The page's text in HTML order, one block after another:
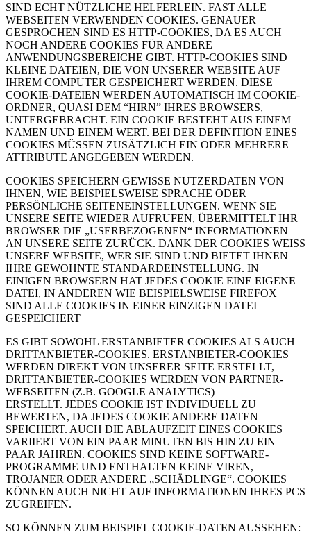
SIND ECHT NÜTZLICHE HELFERLEIN. FAST ALLE
WEBSEITEN VERWENDEN COOKIES. GENAUER
GESPROCHEN SIND ES HTTP-COOKIES, DA ES AUCH
NOCH ANDERE COOKIES FÜR ANDERE
ANWENDUNGSBEREICHE GIBT. HTTP-COOKIES SIND
KLEINE DATEIEN, DIE VON UNSERER WEBSITE AUF
IHREM COMPUTER GESPEICHERT WERDEN. DIESE
COOKIE-DATEIEN WERDEN AUTOMATISCH IM COOKIE-
ORDNER, QUASI DEM “HIRN” IHRES BROWSERS,
UNTERGEBRACHT. EIN COOKIE BESTEHT AUS EINEM
NAMEN UND EINEM WERT. BEI DER DEFINITION EINES
COOKIES MÜSSEN ZUSÄTZLICH EIN ODER MEHRERE
ATTRIBUTE ANGEGEBEN WERDEN.
COOKIES SPEICHERN GEWISSE NUTZERDATEN VON
IHNEN, WIE BEISPIELSWEISE SPRACHE ODER
PERSÖNLICHE SEITENEINSTELLUNGEN. WENN SIE
UNSERE SEITE WIEDER AUFRUFEN, ÜBERMITTELT IHR
BROWSER DIE „USERBEZOGENEN“ INFORMATIONEN
AN UNSERE SEITE ZURÜCK. DANK DER COOKIES WEISS
UNSERE WEBSITE, WER SIE SIND UND BIETET IHNEN
IHRE GEWOHNTE STANDARDEINSTELLUNG. IN
EINIGEN BROWSERN HAT JEDES COOKIE EINE EIGENE
DATEI, IN ANDEREN WIE BEISPIELSWEISE FIREFOX
SIND ALLE COOKIES IN EINER EINZIGEN DATEI
GESPEICHERT
ES GIBT SOWOHL ERSTANBIETER COOKIES ALS AUCH
DRITTANBIETER-COOKIES. ERSTANBIETER-COOKIES
WERDEN DIREKT VON UNSERER SEITE ERSTELLT,
DRITTANBIETER-COOKIES WERDEN VON PARTNER-
WEBSEITEN (Z.B. GOOGLE ANALYTICS)
ERSTELLT. JEDES COOKIE IST INDIVIDUELL ZU
BEWERTEN, DA JEDES COOKIE ANDERE DATEN
SPEICHERT. AUCH DIE ABLAUFZEIT EINES COOKIES
VARIIERT VON EIN PAAR MINUTEN BIS HIN ZU EIN
PAAR JAHREN. COOKIES SIND KEINE SOFTWARE-
PROGRAMME UND ENTHALTEN KEINE VIREN,
TROJANER ODER ANDERE „SCHÄDLINGE“. COOKIES
KÖNNEN AUCH NICHT AUF INFORMATIONEN IHRES PCS
ZUGREIFEN.
SO KÖNNEN ZUM BEISPIEL COOKIE-DATEN AUSSEHEN: